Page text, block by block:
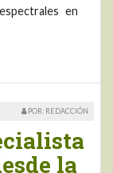
en
POR: REDACCIÓN
la